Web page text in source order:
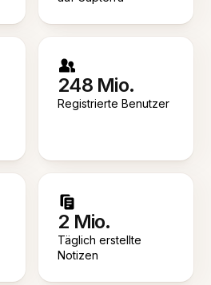
248 Mio.
Registrierte Benutzer
2 Mio.
Täglich erstellte
Notizen